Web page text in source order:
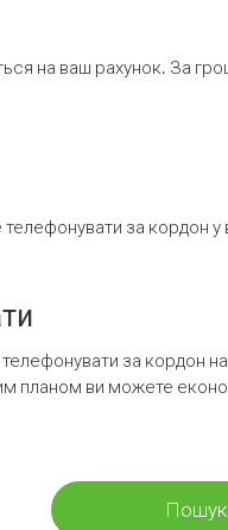
на ваш рахунок. За
за кордон у
за кордон
планом ви можете
Пошук